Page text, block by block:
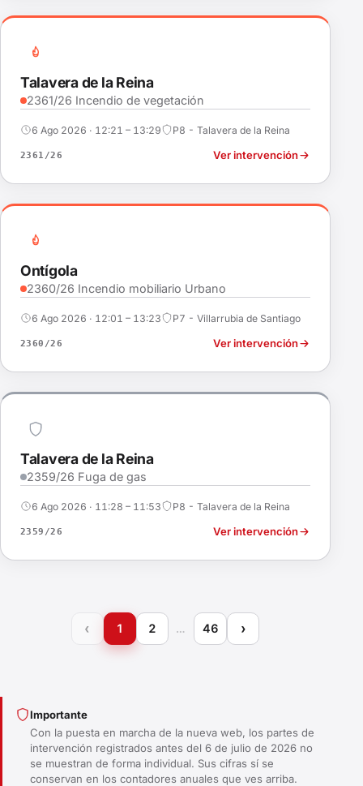
Talavera de la Reina
2361/26 Incendio de vegetación
6 Ago 2026 · 12:21 – 13:29 P8 - Talavera de la Reina
2361/26 Ver intervención
Ontígola
2360/26 Incendio mobiliario Urbano
6 Ago 2026 · 12:01 – 13:23 P7 - Villarrubia de Santiago
2360/26 Ver intervención
Talavera de la Reina
2359/26 Fuga de gas
6 Ago 2026 · 11:28 – 11:53 P8 - Talavera de la Reina
2359/26 Ver intervención
‹ 1 2 … 46 ›
Importante
Con la puesta en marcha de la nueva web, los partes de
intervención registrados antes del 6 de julio de 2026 no
se muestran de forma individual. Sus cifras sí se
conservan en los contadores anuales que ves arriba.